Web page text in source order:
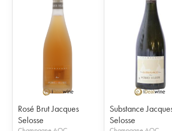
Rosé Brut Jacques
Selosse
Substance
Selosse